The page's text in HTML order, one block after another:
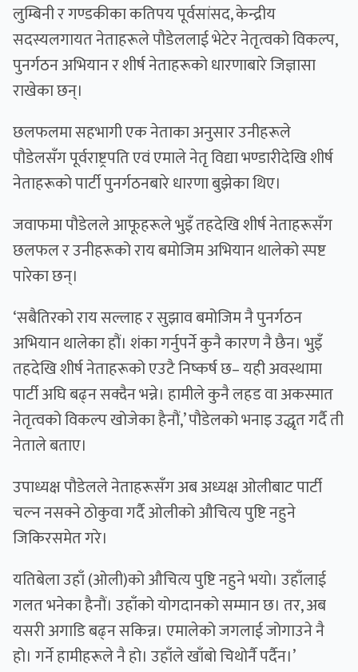
लुम्बिनी र गण्डकीका कतिपय पूर्वसांसद, केन्द्रीय
सदस्यलगायत नेताहरूले पौडेललाई भेटेर नेतृत्वको विकल्प,
पुनर्गठन अभियान र शीर्ष नेताहरूको धारणाबारे जिज्ञासा
राखेका छन्।
छलफलमा सहभागी एक नेताका अनुसार उनीहरूले
पौडेलसँग पूर्वराष्ट्रपति एवं एमाले नेतृ विद्या भण्डारीदेखि शीर्ष
नेताहरूको पार्टी पुनर्गठनबारे धारणा बुझेका थिए।
जवाफमा पौडेलले आफूहरूले भुइँ तहदेखि शीर्ष नेताहरूसँग
छलफल र उनीहरूको राय बमोजिम अभियान थालेको स्पष्ट
पारेका छन्।
‘सबैतिरको राय सल्लाह र सुझाव बमोजिम नै पुनर्गठन
अभियान थालेका हौं। शंका गर्नुपर्ने कुनै कारण नै छैन। भुइँ
तहदेखि शीर्ष नेताहरूको एउटै निष्कर्ष छ– यही अवस्थामा
पार्टी अघि बढ्न सक्दैन भन्ने। हामीले कुनै लहड वा अकस्मात
नेतृत्वको विकल्प खोजेका हैनौं,’ पौडेलको भनाइ उद्धृत गर्दै ती
नेताले बताए।
उपाध्यक्ष पौडेलले नेताहरूसँग अब अध्यक्ष ओलीबाट पार्टी
चल्न नसक्ने ठोकुवा गर्दै ओलीको औचित्य पुष्टि नहुने
जिकिरसमेत गरे।
यतिबेला उहाँ (ओली)को ‍औचित्य पुष्टि नहुने भयो। उहाँलाई
गलत भनेका हैनौं। उहाँको योगदानको सम्मान छ। तर, अब
यसरी अगाडि बढ्न सकिन्न। एमालेको जगलाई जोगाउने नै
हो। गर्ने हामीहरूले नै हो। उहाँले खाँबो चिथोर्नै पर्दैन।’